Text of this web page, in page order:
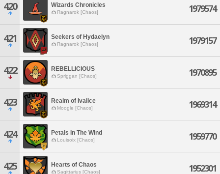
420 Wizards Chronicles
Ragnarok [Chaos] 1979574
421 Seekers of Hydaelyn
Ragnarok [Chaos] 1979157
422 REBELLICIOUS
Spriggan [Chaos] 1970895
423 Realm of Ivalice
Moogle [Chaos] 1969314
424 Petals In The Wind
Louisoix [Chaos] 1959770
425 Hearts of Chaos
Sagittarius [Chaos] 1952301